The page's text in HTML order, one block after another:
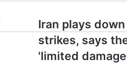
Iran
plays
down
Israel's
strikes,
Iran plays
strikes, says
'limited